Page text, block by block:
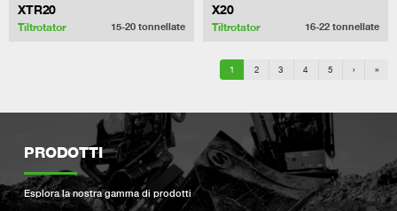
XTR20
Tiltrotator 15-20 tonnellate
X20
Tiltrotator 16-22 tonnellate
1 2 3 4 5 › »
PRODOTTI
Esplora la nostra gamma di prodotti